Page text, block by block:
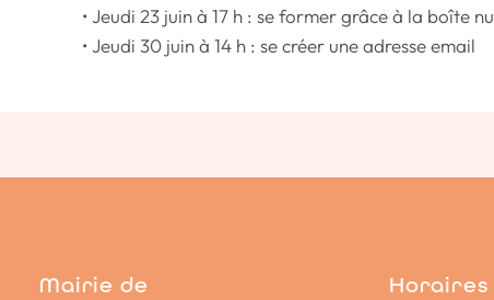
• Jeudi 23 juin à 17 h : se former grâce à la boîte
• Jeudi 30 juin à 14 h : se créer une adresse email
Mairie de
Horaires